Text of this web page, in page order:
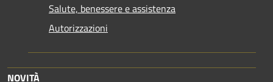
Salute, benessere e assistenza
Autorizzazioni
NOVITÀ